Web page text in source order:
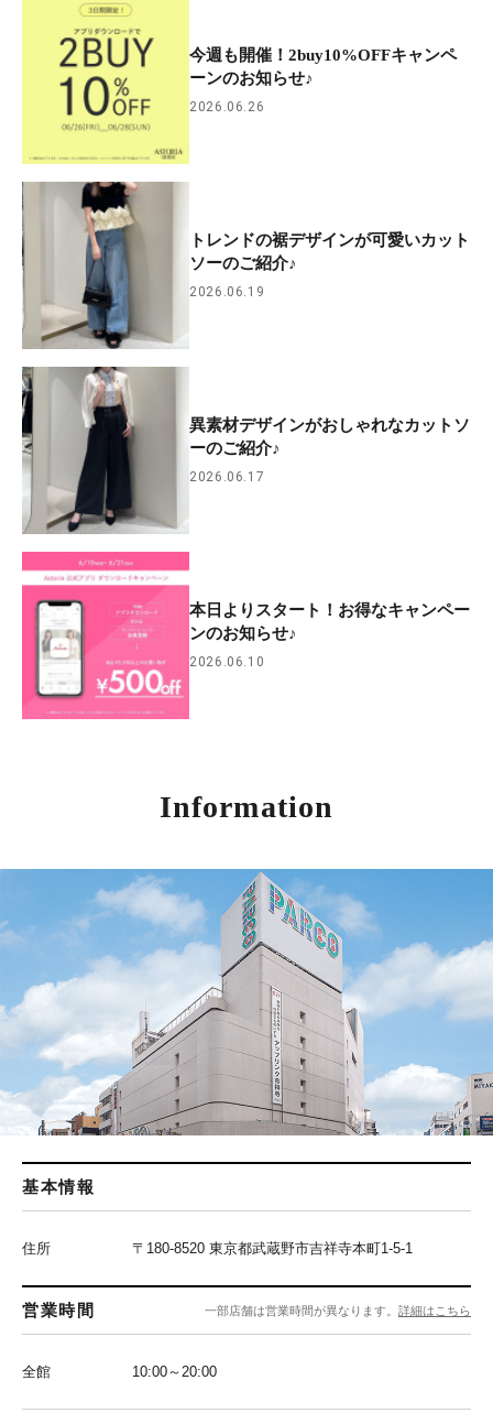
今週も開催！2buy10%OFFキャンペ
ーンのお知らせ♪
2026.06.26
トレンドの裾デザインが可愛いカット
ソーのご紹介♪
2026.06.19
異素材デザインがおしゃれなカットソ
ーのご紹介♪
2026.06.17
本日よりスタート！お得なキャンペー
ンのお知らせ♪
2026.06.10
Information
基本情報
住所 〒180-8520 東京都武蔵野市吉祥寺本町1-5-1
営業時間 一部店舗は営業時間が異なります。 詳細はこちら
全館 10:00～20:00